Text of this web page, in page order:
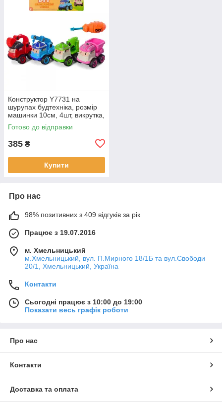
Конструктор Y7731 на
шурупах будтехніка, розмір
машинки 10см, 4шт, викрутка,
в пакеті 28-29-9см
Готово до відправки
385 ₴
Купити
Про нас
98% позитивних з 409 відгуків за рік
Працює з 19.07.2016
м. Хмельницький
м.Хмельницький, вул. П.Мирного 18/1Б та вул.Свободи
20/1, Хмельницький, Україна
Контакти
Сьогодні працює з 10:00 до 19:00
Показати весь графік роботи
Про нас
Контакти
Доставка та оплата